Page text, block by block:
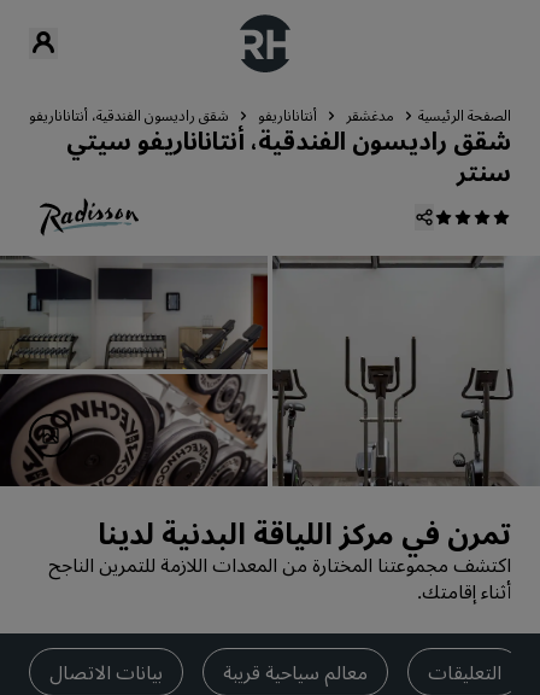
الصفحة الرئيسية مدغشقر أنتاناناريفو شقق راديسون الفندقية، أنتاناناريفو
شقق راديسون الفندقية، أنتاناناريفو سيتي
سنتر
تمرن في مركز اللياقة البدنية لدينا
اكتشف مجموعتنا المختارة من المعدات اللازمة للتمرين الناجح
أثناء إقامتك.
التعليقات معالم سياحية قريبة بيانات الاتصال